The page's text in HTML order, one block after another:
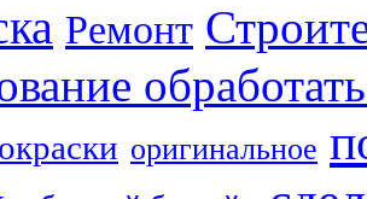
Ремонт
окраски оригинальное